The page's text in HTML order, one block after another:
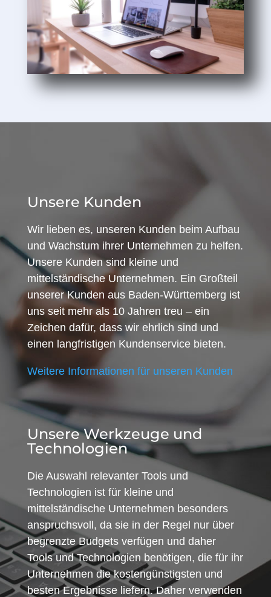
Unsere Kunden
Wir lieben es, unseren Kunden beim Aufbau
und Wachstum ihrer Unternehmen zu helfen.
Unsere Kunden sind kleine und
mittelständische Unternehmen. Ein Großteil
unserer Kunden aus Baden-Württemberg ist
uns seit mehr als 10 Jahren treu – ein
Zeichen dafür, dass wir ehrlich sind und
einen langfristigen Kundenservice bieten.
Weitere Informationen für unseren Kunden
Unsere Werkzeuge und
Technologien
Die Auswahl relevanter Tools und
Technologien ist für kleine und
mittelständische Unternehmen besonders
anspruchsvoll, da sie in der Regel nur über
begrenzte Budgets verfügen und daher
Tools und Technologien benötigen, die für ihr
Unternehmen die kostengünstigsten und
besten Ergebnisse liefern. Daher verwenden